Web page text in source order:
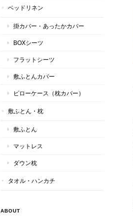
ベッドリネン
掛カバー・あったかカバー
BOXシーツ
フラットシーツ
敷ふとんカバー
ピローケース（枕カバー）
敷ふとん・枕
敷ふとん
マットレス
ダウン枕
タオル・ハンカチ
ABOUT